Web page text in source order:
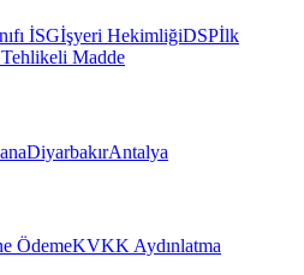
İSGİşyeri HekimliğiDSPİlk
Tehlikeli Madde
DiyarbakırAntalya
ÖdemeKVKK Aydınlatma